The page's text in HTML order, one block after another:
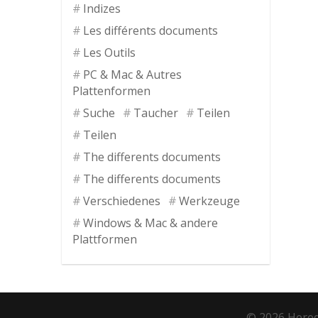
Indizes
Les différents documents
Les Outils
PC & Mac & Autres
Plattenformen
Suche
Taucher
Teilen
Teilen
The differents documents
The differents documents
Verschiedenes
Werkzeuge
Windows & Mac & andere
Plattformen